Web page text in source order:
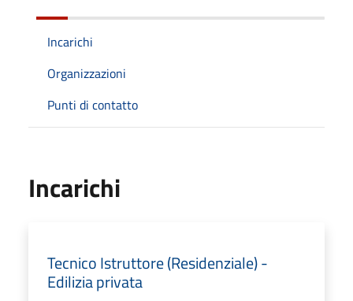
Incarichi
Organizzazioni
Punti di contatto
Incarichi
Tecnico Istruttore (Residenziale) -
Edilizia privata